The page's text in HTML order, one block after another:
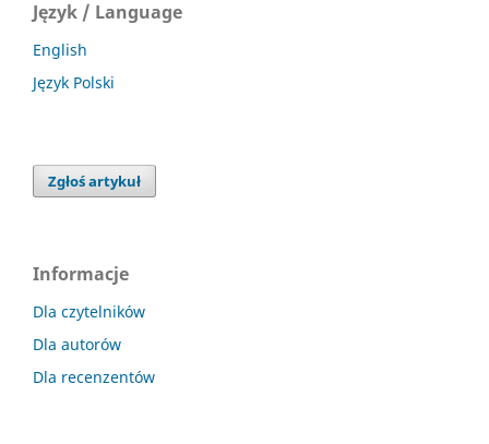
Język / Language
English
Język Polski
Zgłoś artykuł
Informacje
Dla czytelników
Dla autorów
Dla recenzentów